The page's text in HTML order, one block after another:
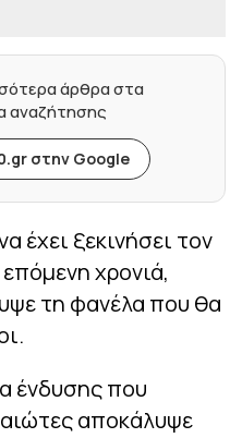
άρθρα στα
αναζήτησης
στην Google
έχει ξεκινήσει τον
χρονιά,
τη φανέλα που θα
ένδυσης που
αποκάλυψε